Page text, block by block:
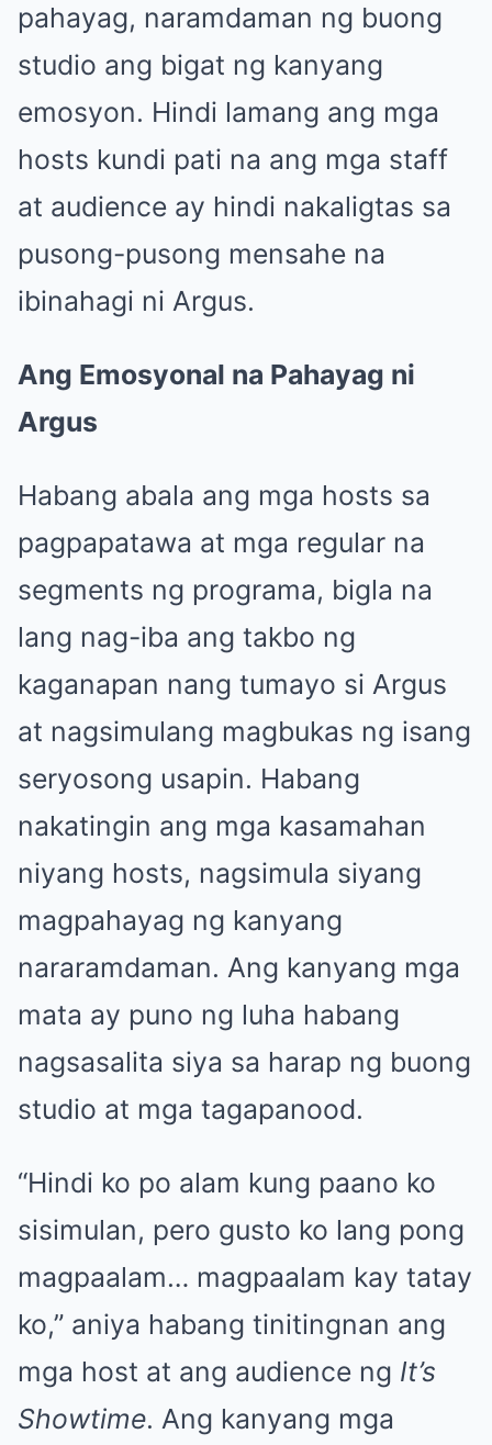
pahayag, naramdaman ng buong
studio ang bigat ng kanyang
emosyon. Hindi lamang ang mga
hosts kundi pati na ang mga staff
at audience ay hindi nakaligtas sa
pusong-pusong mensahe na
ibinahagi ni Argus.
Ang Emosyonal na Pahayag ni
Argus
Habang abala ang mga hosts sa
pagpapatawa at mga regular na
segments ng programa, bigla na
lang nag-iba ang takbo ng
kaganapan nang tumayo si Argus
at nagsimulang magbukas ng isang
seryosong usapin. Habang
nakatingin ang mga kasamahan
niyang hosts, nagsimula siyang
magpahayag ng kanyang
nararamdaman. Ang kanyang mga
mata ay puno ng luha habang
nagsasalita siya sa harap ng buong
studio at mga tagapanood.
“Hindi ko po alam kung paano ko
sisimulan, pero gusto ko lang pong
magpaalam… magpaalam kay tatay
ko,” aniya habang tinitingnan ang
mga host at ang audience ng It’s
Showtime. Ang kanyang mga